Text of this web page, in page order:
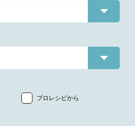
プロレシピから